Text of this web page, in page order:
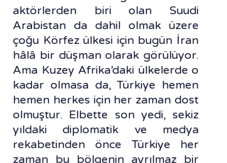
aktörlerden biri olan Suudi
Arabistan da dahil olmak üzere
çoğu Körfez ülkesi için bugün İran
hâlâ bir düşman olarak görülüyor.
Ama Kuzey Afrika’daki ülkelerde o
kadar olmasa da, Türkiye hemen
hemen herkes için her zaman dost
olmuştur. Elbette son yedi, sekiz
yıldaki diplomatik ve medya
rekabetinden önce Türkiye her
zaman bu bölgenin ayrılmaz bir